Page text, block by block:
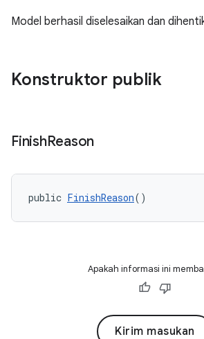
Model berhasil diselesaikan dan
Konstruktor publik
FinishReason
public FinishReason()
Apakah informasi ini
Kirim masukan